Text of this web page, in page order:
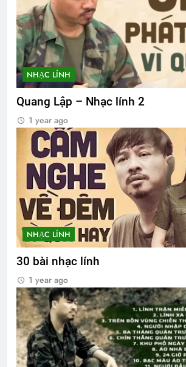
NHẠC LÍNH
Quang Lập – Nhạc lính 2
1 year ago
NHẠC LÍNH
30 bài nhạc lính
1 year ago